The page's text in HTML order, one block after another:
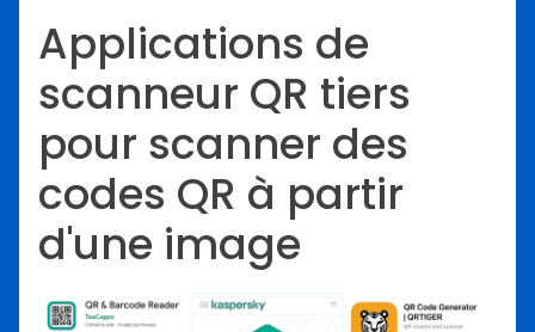
Applications de
scanneur QR tiers
pour scanner des
codes QR à partir
d'une image